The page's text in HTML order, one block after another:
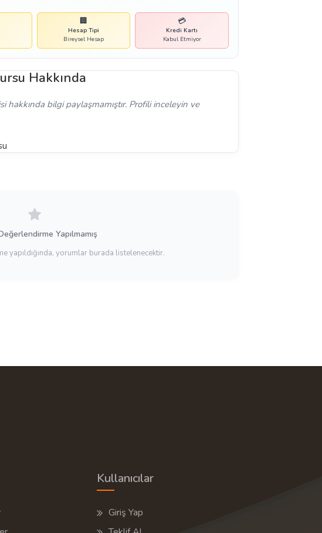
🏢
Hesap Tipi
Bireysel Hesap
💳
Kredi Kartı
Kabul Etmiyor
Hakkında
bilgi paylaşmamıştır. Profili inceleyin ve
Yapılmamış
yapıldığında, yorumlar burada listelenecektir.
Kullanıcılar
Giriş Yap